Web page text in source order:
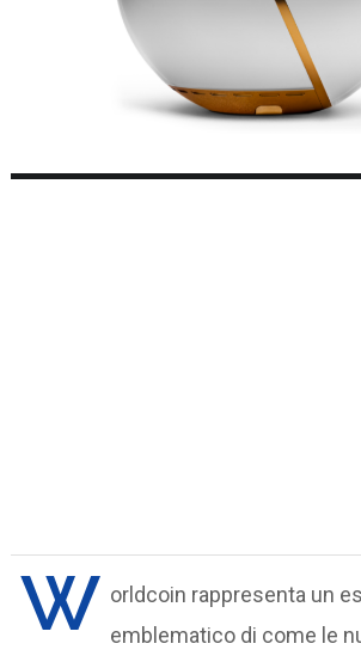
W orldcoin rappresenta un
emblematico di come le